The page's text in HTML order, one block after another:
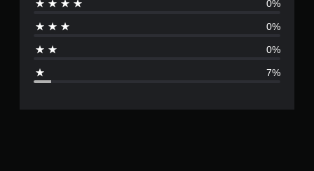
分
4
7
0%
0%
0%
7%